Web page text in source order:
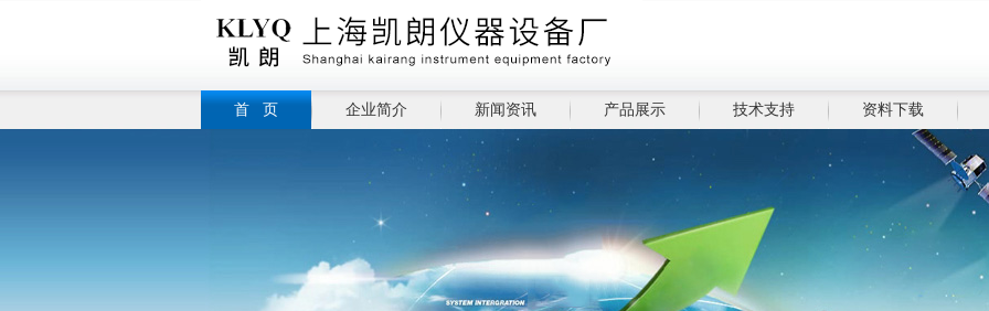
首 页 企业简介 新闻资讯 产品展示 技术支持 资料下载